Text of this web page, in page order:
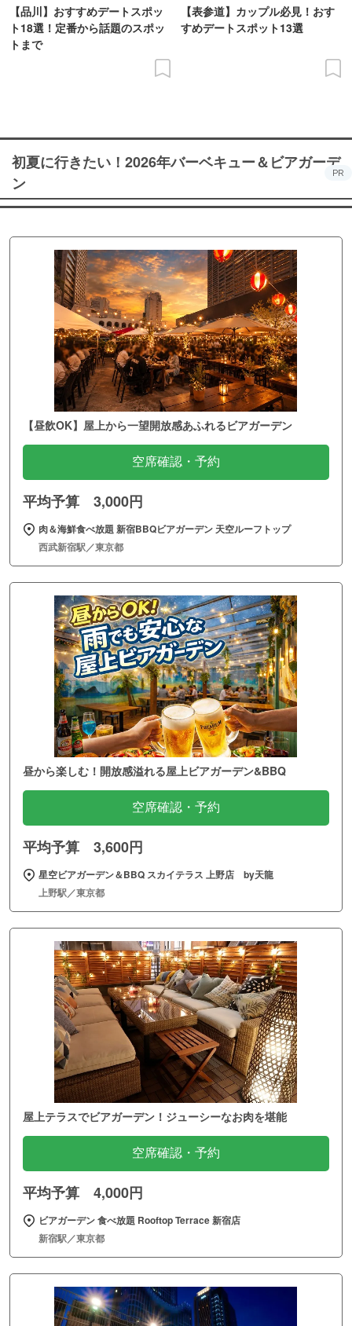
【品川】おすすめデートスポッ
ト18選！定番から話題のスポッ
トまで
【表参道】カップル必見！おす
すめデートスポット13選
初夏に行きたい！2026年バーベキュー＆ビアガーデ
ン
PR
【昼飲OK】屋上から一望開放感あふれるビアガーデン
空席確認・予約
平均予算 3,000円
肉＆海鮮食べ放題 新宿BBQビアガーデン 天空ルーフトップ
西武新宿駅／東京都
昼から楽しむ！開放感溢れる屋上ビアガーデン&BBQ
空席確認・予約
平均予算 3,600円
星空ビアガーデン＆BBQ スカイテラス 上野店 by天龍
上野駅／東京都
屋上テラスでビアガーデン！ジューシーなお肉を堪能
空席確認・予約
平均予算 4,000円
ビアガーデン 食べ放題 Rooftop Terrace 新宿店
新宿駅／東京都